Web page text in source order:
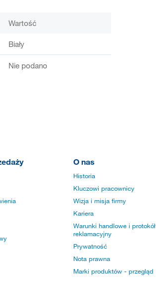
Wartość
Biały
Nie podano
O nas
Historia
Kluczowi pracownicy
Wizja i misja firmy
Kariera
Warunki handlowe i protokół
reklamacyjny
Prywatność
Nota prawna
Marki produktów - przegląd